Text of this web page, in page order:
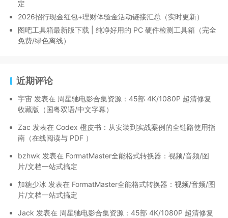
定
2026招行现金红包+理财体验金活动链接汇总（实时更新）
图吧工具箱最新版下载 | 纯净好用的 PC 硬件检测工具箱（完全
免费/绿色离线）
近期评论
宇宙 发表在 周星驰电影合集资源：45部 4K/1080P 超清修复
收藏版（国粤双语/中文字幕）
Zac 发表在 Codex 橙皮书：从安装到实战案例的全链路使用指
南（在线阅读与 PDF ）
bzhwk 发表在 FormatMaster全能格式转换器：视频/音频/图
片/文档一站式搞定
加糖少冰 发表在 FormatMaster全能格式转换器：视频/音频/图
片/文档一站式搞定
Jack 发表在 周星驰电影合集资源：45部 4K/1080P 超清修复